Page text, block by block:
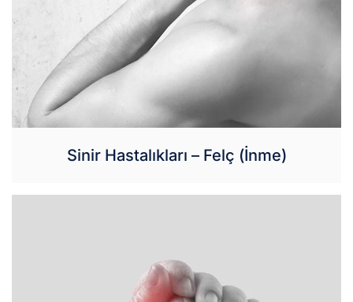
Sinir Hastalıkları – Felç (İnme)